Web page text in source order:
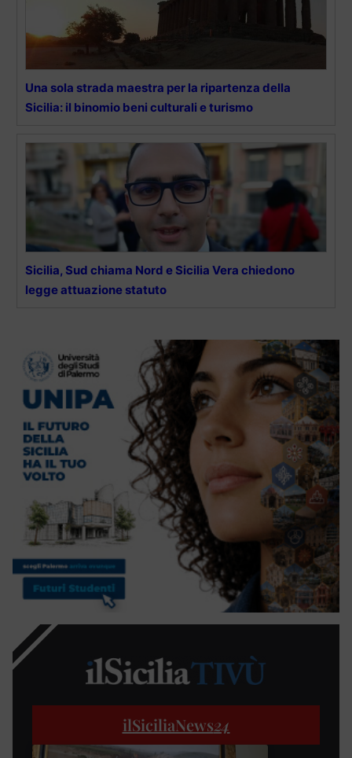
Una sola strada maestra per la ripartenza della
Sicilia: il binomio beni culturali e turismo
Sicilia, Sud chiama Nord e Sicilia Vera chiedono
legge attuazione statuto
ilSiciliaNews24